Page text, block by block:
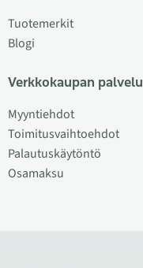
Tuotemerkit
Blogi
Verkkokaupan palvelu
Myyntiehdot
Toimitusvaihtoehdot
Palautuskäytöntö
Osamaksu